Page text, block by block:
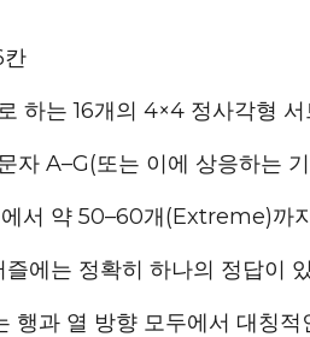
칸
하는 16개의 4×4 정사각형
자 A–G(또는 이에 상응하는
에서 약 50–60개(Extreme)까
즐에는 정확히 하나의 정답이
행과 열 방향 모두에서 대칭